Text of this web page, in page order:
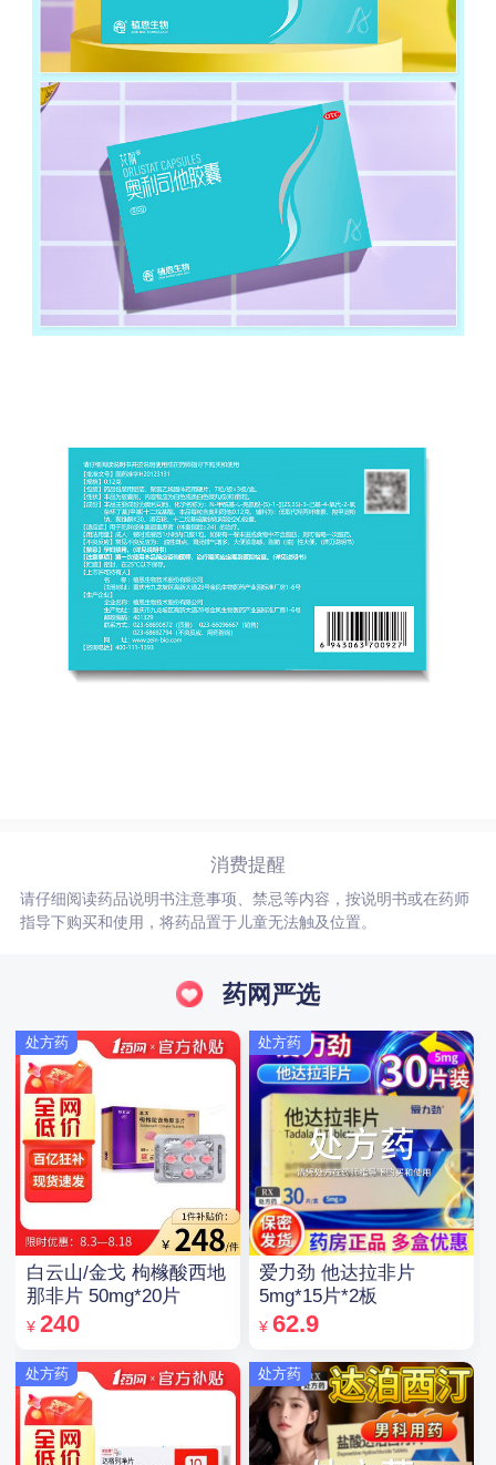
消费提醒
请仔细阅读药品说明书注意事项、禁忌等内容，按说明书或在药师
指导下购买和使用，将药品置于儿童无法触及位置。
药网严选
处方药
白云山/金戈 枸橼酸西地
那非片 50mg*20片
¥ 240
处方药
处方药
爱力劲 他达拉非片
5mg*15片*2板
¥ 62.9
处方药